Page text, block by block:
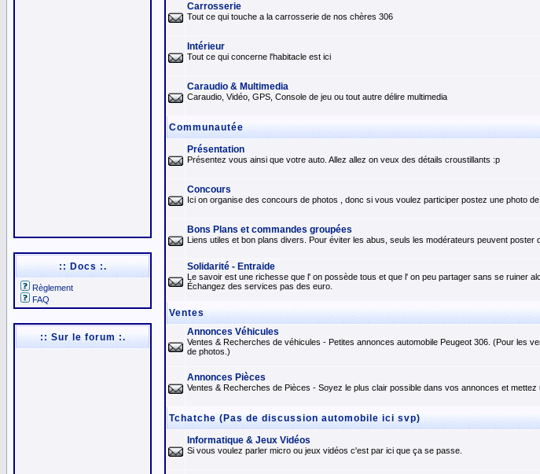
:: Docs :.
Règlement
FAQ
:: Sur le forum :.
Carrosserie
Tout ce qui touche a la carrosserie de nos chères 306
Intérieur
Tout ce qui concerne l'habitacle est ici
Caraudio & Multimedia
Caraudio, Vidéo, GPS, Console de jeu ou tout autre délire multimedia
Communautée
Présentation
Présentez vous ainsi que votre auto. Allez allez on veux des détails croustillants :p
Concours
Ici on organise des concours de photos , donc si vous voulez participer postez une photo
Bons Plans et commandes groupées
Liens utiles et bon plans divers. Pour éviter les abus, seuls les modérateurs peuvent
Solidarité - Entraide
Le savoir est une richesse que l' on possède tous et que l' on peu partager sans se ruiner
Échangez des services pas des euro.
Ventes
Annonces Véhicules
Ventes & Recherches de véhicules - Petites annonces automobile Peugeot 306. (Pour les
de photos.)
Annonces Pièces
Ventes & Recherches de Pièces - Soyez le plus clair possible dans vos annonces et mettez
Tchatche (Pas de discussion automobile ici svp)
Informatique & Jeux Vidéos
Si vous voulez parler micro ou jeux vidéos c'est par ici que ça se passe.